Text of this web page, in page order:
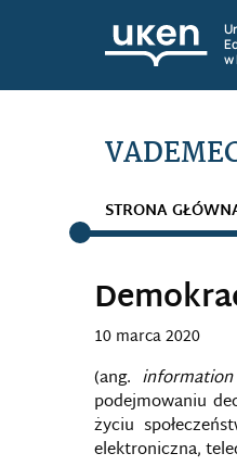
w
STRONA
10 marca 2020
(ang.
podejmowaniu
życiu
elektroniczna,